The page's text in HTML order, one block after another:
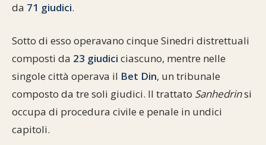
Sbirciamo Eretz Israel
Tanach
La Legge Orale
Il Talmud in italiano
Opere di Maimonide
Netiquette
Collegamenti utili
Scambio di link
da 71 giudici.
Sotto di esso operavano cinque Sinedri distrettuali
composti da 23 giudici ciascuno, mentre nelle
singole città operava il Bet Din, un tribunale
composto da tre soli giudici. Il trattato Sanhedrinsi
occupa di procedura civile e penale in undici
capitoli.